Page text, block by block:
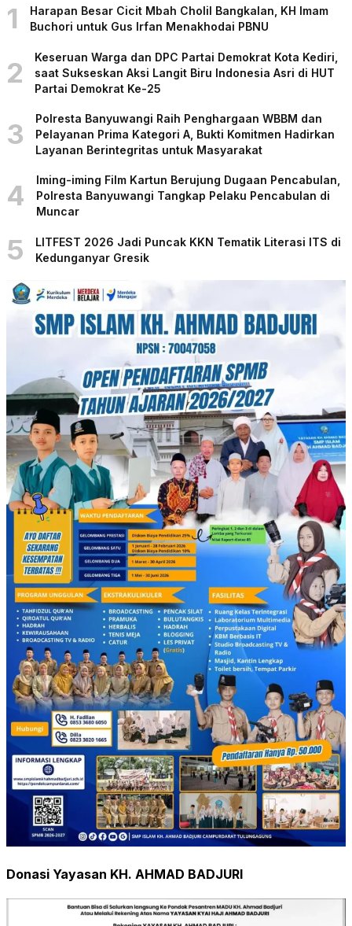
1
Harapan Besar Cicit Mbah Cholil Bangkalan, KH Imam
Buchori untuk Gus Irfan Menakhodai PBNU
2
Keseruan Warga dan DPC Partai Demokrat Kota Kediri,
saat Sukseskan Aksi Langit Biru Indonesia Asri di HUT
Partai Demokrat Ke-25
3
Polresta Banyuwangi Raih Penghargaan WBBM dan
Pelayanan Prima Kategori A, Bukti Komitmen Hadirkan
Layanan Berintegritas untuk Masyarakat
4
Iming-iming Film Kartun Berujung Dugaan Pencabulan,
Polresta Banyuwangi Tangkap Pelaku Pencabulan di
Muncar
5
LITFEST 2026 Jadi Puncak KKN Tematik Literasi ITS di
Kedunganyar Gresik
Donasi Yayasan KH. AHMAD BADJURI